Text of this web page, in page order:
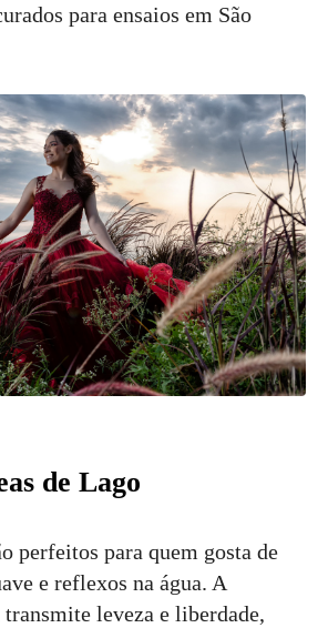
para ensaios em São
de Lago
perfeitos para quem gosta de
e reflexos na água. A
transmite leveza e liberdade,